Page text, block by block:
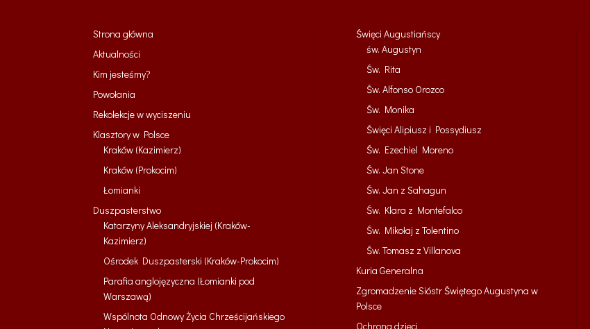
Strona główna
Aktualności
Kim jesteśmy?
Powołania
Rekolekcje w wyciszeniu
Klasztory w Polsce
Kraków (Kazimierz)
Kraków (Prokocim)
Łomianki
Duszpasterstwo
Katarzyny Aleksandryjskiej (Kraków-
Kazimierz)
Ośrodek Duszpasterski (Kraków-Prokocim)
Parafia anglojęzyczna (Łomianki pod
Warszawą)
Wspólnota Odnowy Życia Chrześcijańskiego
Święci Augustiańscy
św. Augustyn
Św. Rita
Św. Alfonso Orozco
Św. Monika
Święci Alipiusz i Possydiusz
Św. Ezechiel Moreno
Św. Jan Stone
Św. Jan z Sahagun
Św. Klara z Montefalco
Św. Mikołaj z Tolentino
Św. Tomasz z Villanova
Kuria Generalna
Zgromadzenie Sióstr Świętego Augustyna w
Polsce
Ochrona dzieci